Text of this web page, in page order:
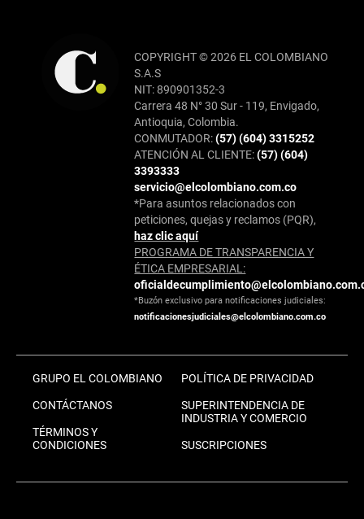
COPYRIGHT © 2026 EL COLOMBIANO
S.A.S
NIT: 890901352-3
Carrera 48 N° 30 Sur - 119, Envigado,
Antioquia, Colombia.
CONMUTADOR:(57) (604) 3315252
ATENCIÓN AL CLIENTE:(57) (604)
3393333
servicio@elcolombiano.com.co
*Para asuntos relacionados con
peticiones, quejas y reclamos (PQR),
haz clic aquí
PROGRAMA DE TRANSPARENCIA Y
ÉTICA EMPRESARIAL:
*Buzón exclusivo para notificaciones judiciales:
notificacionesjudiciales@elcolombiano.com.co
GRUPO EL COLOMBIANO
CONTÁCTANOS
TÉRMINOS Y
CONDICIONES
POLÍTICA DE PRIVACIDAD
SUPERINTENDENCIA DE
INDUSTRIA Y COMERCIO
SUSCRIPCIONES